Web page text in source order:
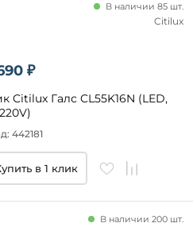
₽
Citilux Галс CL55K16N (LED,
220V)
В наличии 85 шт.
442181
Citilux
в 1 клик
В наличии 200 шт.